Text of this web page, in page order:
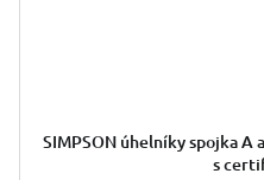
SIMPSON úhelníky spojka A
s